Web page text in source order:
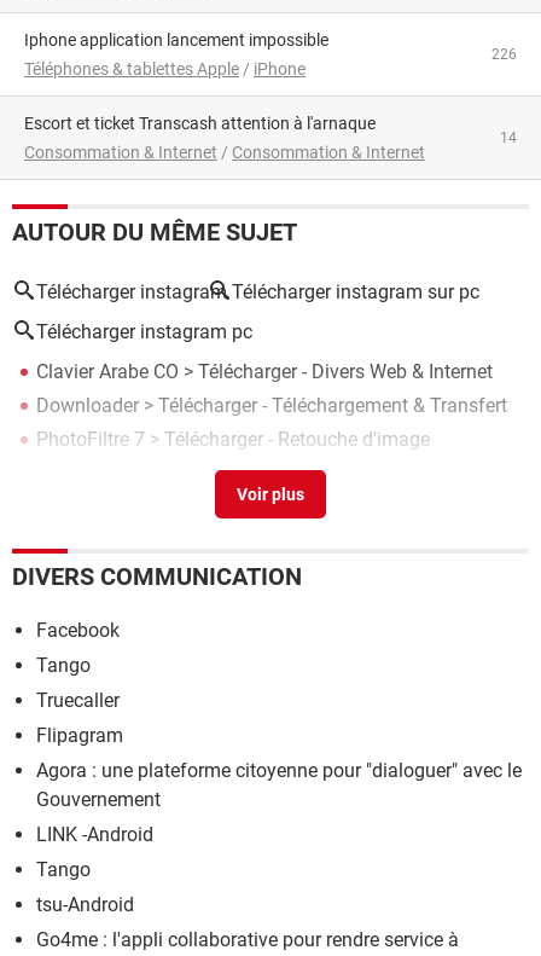
iphone application lancement impossible
Téléphones & tablettes Apple/ iPhone
226
Escort et ticket Transcash attention à l'arnaque
Consommation & Internet / Consommation & Internet
14
AUTOUR DU MÊME SUJET
Télécharger instagram Télécharger instagram sur pc
Télécharger instagram pc
Clavier Arabe CO > Télécharger - Divers Web & Internet
Downloader > Télécharger - Téléchargement & Transfert
PhotoFiltre 7 > Télécharger - Retouche d'image
> Télécharger - Nettoyage
> Télécharger - Traitement de texte
DIVERS COMMUNICATION
Facebook
Tango
Truecaller
Flipagram
Agora : une plateforme citoyenne pour "dialoguer" avec le
Gouvernement
LINK -Android
Tango
tsu-Android
Go4me : l'appli collaborative pour rendre service à